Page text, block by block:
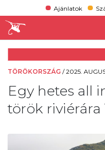
Ajánlatok
TÖRÖKORSZÁG /2025.
Egy hetes all
török riviérára